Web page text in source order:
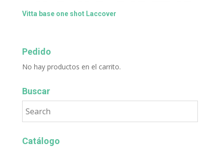
Vitta base one shot Laccover
Pedido
No hay productos en el carrito.
Buscar
Catálogo